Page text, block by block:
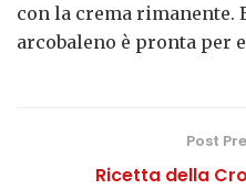
con la crema rimanente.
arcobaleno è pronta per
Post
Ricetta della